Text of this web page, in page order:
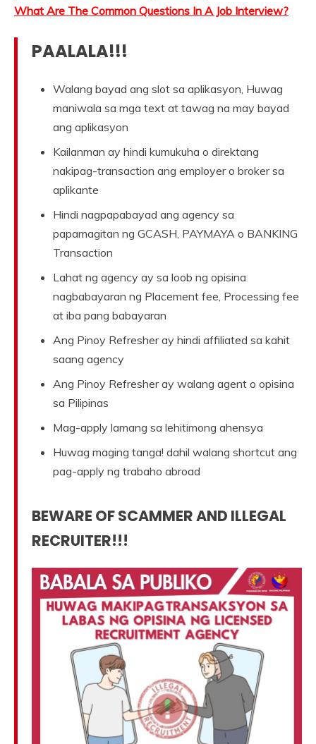
What Are The Common Questions In A Job Interview?
PAALALA!!!
Walang bayad ang slot sa aplikasyon, Huwag
maniwala sa mga text at tawag na may bayad
ang aplikasyon
Kailanman ay hindi kumukuha o direktang
nakipag-transaction ang employer o broker sa
aplikante
Hindi nagpapabayad ang agency sa
papamagitan ng GCASH, PAYMAYA o BANKING
Transaction
Lahat ng agency ay sa loob ng opisina
nagbabayaran ng Placement fee, Processing fee
at iba pang babayaran
Ang Pinoy Refresher ay hindi affiliated sa kahit
saang agency
Ang Pinoy Refresher ay walang agent o opisina
sa Pilipinas
Mag-apply lamang sa lehitimong ahensya
Huwag maging tanga! dahil walang shortcut ang
pag-apply ng trabaho abroad
BEWARE OF SCAMMER AND ILLEGAL
RECRUITER!!!